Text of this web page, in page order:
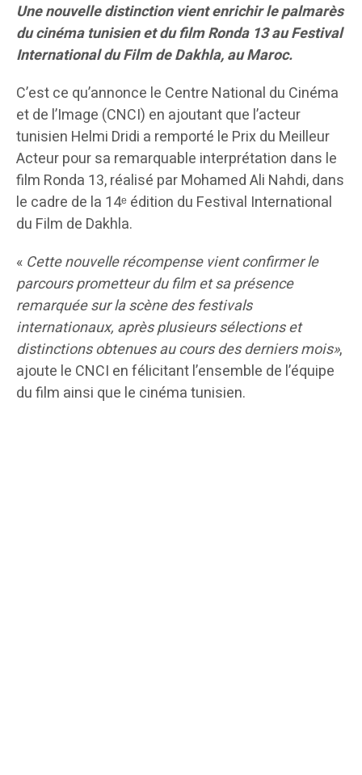
Une nouvelle distinction vient enrichir le palmarès
du cinéma tunisien et du film Ronda 13 au Festival
International du Film de Dakhla, au Maroc.
C’est ce qu’annonce le Centre National du Cinéma
et de l’Image (CNCI) en ajoutant que l’acteur
tunisien Helmi Dridi a remporté le Prix du Meilleur
Acteur pour sa remarquable interprétation dans le
film Ronda 13, réalisé par Mohamed Ali Nahdi, dans
le cadre de la 14ᵉ édition du Festival International
du Film de Dakhla.
« Cette nouvelle récompense vient confirmer le
parcours prometteur du film et sa présence
remarquée sur la scène des festivals
internationaux, après plusieurs sélections et
distinctions obtenues au cours des derniers mois»,
ajoute le CNCI en félicitant l’ensemble de l’équipe
du film ainsi que le cinéma tunisien.